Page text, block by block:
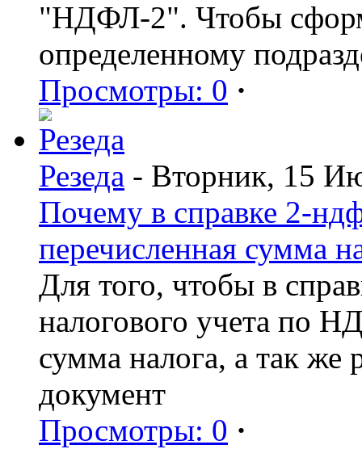
"НДФЛ-2". Чтобы
определенному
Просмотры: 0 ·
Резеда - Вторник, 15
Почему в справке 2-
перечисленная сумма
Для того, чтобы в
налогового учета по
сумма налога, а так же
документ
Просмотры: 0 ·